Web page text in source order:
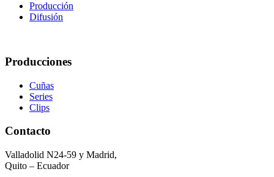
Producción
Difusión
Producciones
Cuñas
Series
Clips
Contacto
Valladolid N24-59 y Madrid,
Quito – Ecuador